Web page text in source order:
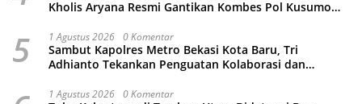
Kholis Aryana Resmi Gantikan Kombes Pol Kusumo
5 1 Agustus 2026 0 Komentar
Sambut Kapolres Metro Bekasi Kota Baru, Tri
Adhianto Tekankan Penguatan Kolaborasi dan
1 Agustus 2026 0 Komentar